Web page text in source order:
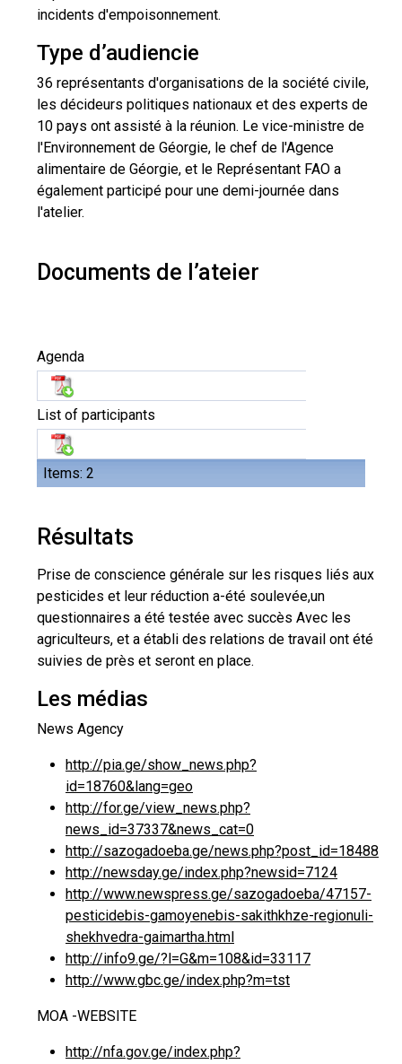
incidents d'empoisonnement.
Type d’audiencie
36 représentants d'organisations de la société civile,
les décideurs politiques nationaux et des experts de
10 pays ont assisté à la réunion. Le vice-ministre de
l'Environnement de Géorgie, le chef de l'Agence
alimentaire de Géorgie, et le Représentant FAO a
également participé pour une demi-journée dans
l'atelier.
Documents de l’ateier
Items: 2
Agenda
List of participants
Résultats
Prise de conscience générale sur les risques liés aux
pesticides et leur réduction a-été soulevée,un
questionnaires a été testée avec succès Avec les
agriculteurs, et a établi des relations de travail ont été
suivies de près et seront en place.
Les médias
News Agency
http://pia.ge/show_news.php?
id=18760&lang=geo
http://for.ge/view_news.php?
news_id=37337&news_cat=0
http://sazogadoeba.ge/news.php?post_id=18488
http://newsday.ge/index.php?newsid=7124
http://www.newspress.ge/sazogadoeba/47157-
pesticidebis-gamoyenebis-sakithkhze-regionuli-
shekhvedra-gaimartha.html
http://info9.ge/?l=G&m=108&id=33117
http://www.gbc.ge/index.php?m=tst
MOA -WEBSITE
http://nfa.gov.ge/index.php?